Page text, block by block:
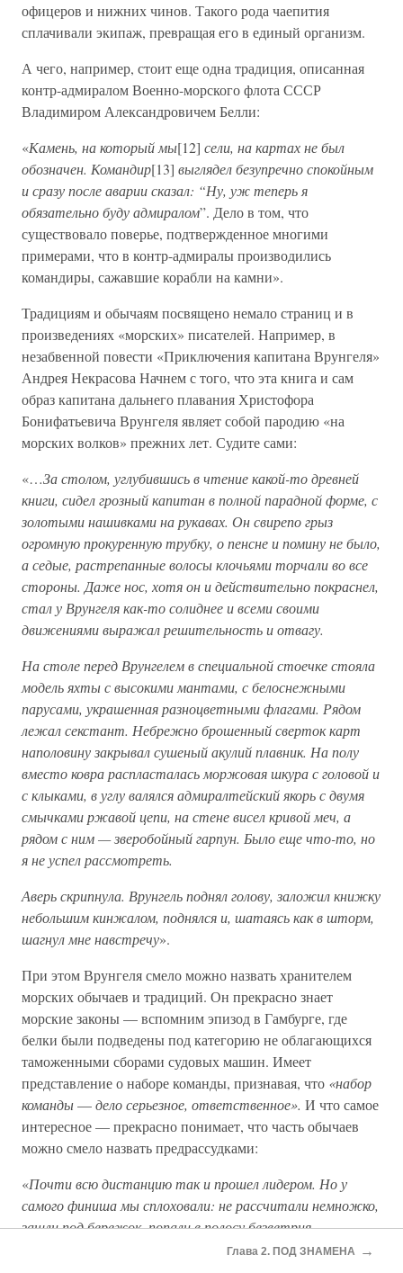
офицеров и нижних чинов. Такого рода чаепития
сплачивали экипаж, превращая его в единый организм.
А чего, например, стоит еще одна традиция, описанная
контр-адмиралом Военно-морского флота СССР
Владимиром Александровичем Белли:
«Камень, на который мы[12] сели, на картах не был
обозначен. Командир[13] выглядел безупречно спокойным
и сразу после аварии сказал: “Ну, уж теперь я
обязательно буду адмиралом”. Дело в том, что
существовало поверье, подтвержденное многими
примерами, что в контр-адмиралы производились
командиры, сажавшие корабли на камни».
Традициям и обычаям посвящено немало страниц и в
произведениях «морских» писателей. Например, в
незабвенной повести «Приключения капитана Врунгеля»
Андрея Некрасова Начнем с того, что эта книга и сам
образ капитана дальнего плавания Христофора
Бонифатьевича Врунгеля являет собой пародию «на
морских волков» прежних лет. Судите сами:
«…За столом, углубившись в чтение какой-то древней
книги, сидел грозный капитан в полной парадной форме, с
золотыми нашивками на рукавах. Он свирепо грыз
огромную прокуренную трубку, о пенсне и помину не было,
а седые, растрепанные волосы клочьями торчали во все
стороны. Даже нос, хотя он и действительно покраснел,
стал у Врунгеля как-то солиднее и всеми своими
движениями выражал решительность и отвагу.
На столе перед Врунгелем в специальной стоечке стояла
модель яхты с высокими мантами, с белоснежными
парусами, украшенная разноцветными флагами. Рядом
лежал секстант. Небрежно брошенный сверток карт
наполовину закрывал сушеный акулий плавник. На полу
вместо ковра распласталась моржовая шкура с головой и
с клыками, в углу валялся адмиралтейский якорь с двумя
смычками ржавой цепи, на стене висел кривой меч, а
рядом с ним — зверобойный гарпун. Было еще что-то, но
я не успел рассмотреть.
Аверь скрипнула. Врунгель поднял голову, заложил книжку
небольшим кинжалом, поднялся и, шатаясь как в шторм,
шагнул мне навстречу».
При этом Врунгеля смело можно назвать хранителем
морских обычаев и традиций. Он прекрасно знает
морские законы — вспомним эпизод в Гамбурге, где
белки были подведены под категорию не облагающихся
таможенными сборами судовых машин. Имеет
представление о наборе команды, признавая, что «набор
команды—дело серьезное, ответственное». И что самое
интересное — прекрасно понимает, что часть обычаев
можно смело назвать предрассудками:
«Почти всю дистанцию так и прошел лидером. Но у
самого финиша мы сплоховали: не рассчитали немножко,
зашли под бережок, попали в полосу безветрия,
заштилели. Паруса обвисли, болтаются, некрасиво так,
Глава 2. ПОД ЗНАМЕНА →